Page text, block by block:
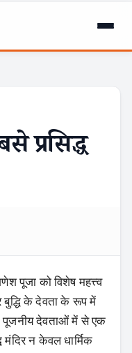
प्रसिद्ध
पूजा को विशेष महत्त्व
बुद्धि के देवता के रूप में
पूजनीय देवताओं में से एक
न केवल धार्मिक